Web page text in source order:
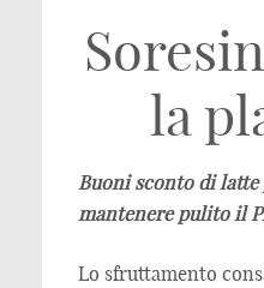
la
Buoni sconto di
mantenere pulito il
Lo sfruttamento